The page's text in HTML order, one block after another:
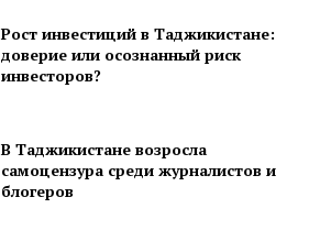
Рост инвестиций в Таджикистане:
доверие или осознанный риск
инвесторов?
В Таджикистане возросла
самоцензура среди журналистов и
блогеров